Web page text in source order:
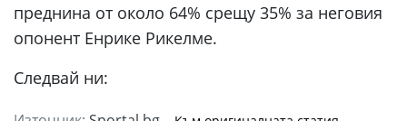
преднина от около 64% срещу 35% за неговия
опонент Енрике Рикелме.
Следвай ни: